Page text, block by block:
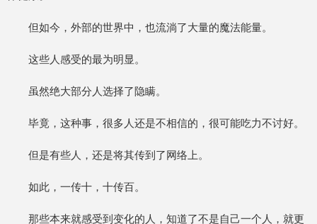
但如今，外部的世界中，也流淌了大量的魔法能量。
这些人感受的最为明显。
虽然绝大部分人选择了隐瞒。
毕竟，这种事，很多人还是不相信的，很可能吃力不讨好。
但是有些人，还是将其传到了网络上。
如此，一传十，十传百。
那些本来就感受到变化的人，知道了不是自己一个人，就更